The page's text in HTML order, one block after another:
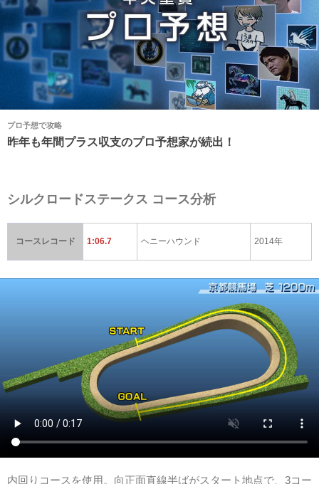
プロ予想で攻略
昨年も年間プラス収支のプロ予想家が続出！
シルクロードステークス コース分析
コースレコード 1:06.7 ヘニーハウンド 2014年
内回りコースを使用。向正面直線半ばがスタート地点で、3コー